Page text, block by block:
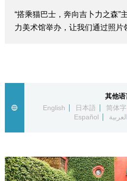
生活与旅游
日本一瞥
“搭乘猫巴士，奔向吉卜力之森”
力美术馆举办，让我们通过照片
其他语
English
日本語 简体字
Español
العربية